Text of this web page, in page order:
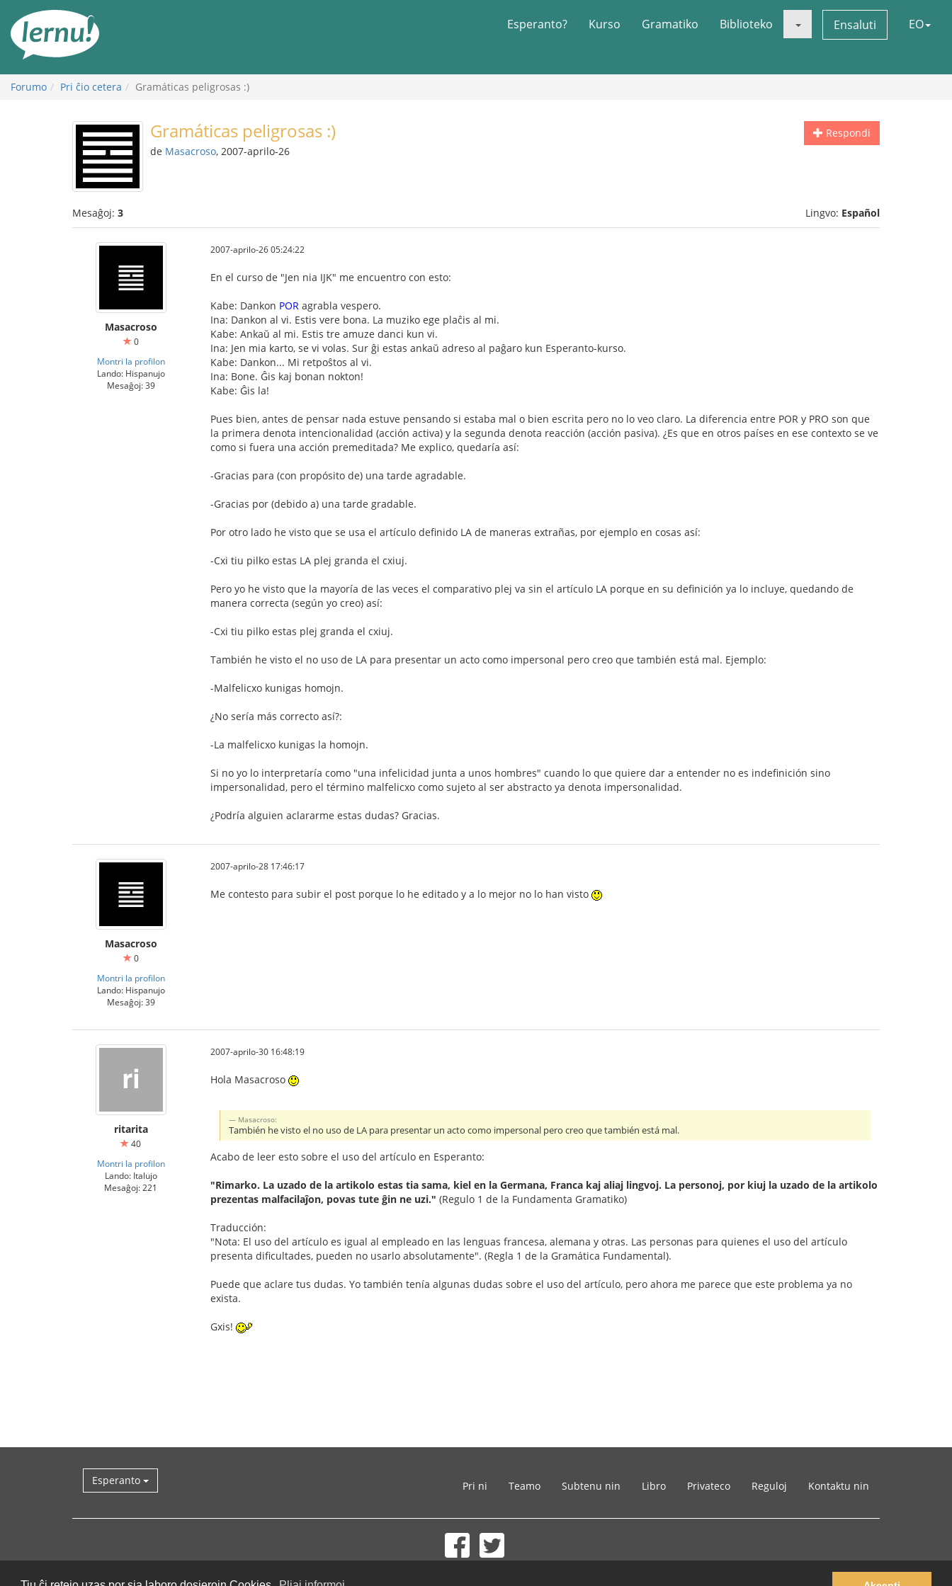
enhavo
Esperanto? Kurso Gramatiko Biblioteko Ensaluti EO
Forumo Pri ĉio cetera Gramáticas peligrosas :)
Respondi
Gramáticas peligrosas :)
de Masacroso, 2007-aprilo-26
Mesaĝoj: 3 Lingvo: Español
Masacroso
0
Montri la profilon
Lando: Hispanujo
Mesaĝoj: 39
2007-aprilo-26 05:24:22
En el curso de "Jen nia IJK" me encuentro con esto:
Kabe: Dankon POR agrabla vespero.
Ina: Dankon al vi. Estis vere bona. La muziko ege plaĉis al mi.
Kabe: Ankaŭ al mi. Estis tre amuze danci kun vi.
Ina: Jen mia karto, se vi volas. Sur ĝi estas ankaŭ adreso al paĝaro kun Esperanto-kurso.
Kabe: Dankon... Mi retpoŝtos al vi.
Ina: Bone. Ĝis kaj bonan nokton!
Kabe: Ĝis la!
Pues bien, antes de pensar nada estuve pensando si estaba mal o bien escrita pero no lo veo claro. La diferencia entre POR y PRO son que
la primera denota intencionalidad (acción activa) y la segunda denota reacción (acción pasiva). ¿Es que en otros países en ese contexto se ve
como si fuera una acción premeditada? Me explico, quedaría así:
-Gracias para (con propósito de) una tarde agradable.
-Gracias por (debido a) una tarde gradable.
Por otro lado he visto que se usa el artículo definido LA de maneras extrañas, por ejemplo en cosas así:
-Cxi tiu pilko estas LA plej granda el cxiuj.
Pero yo he visto que la mayoría de las veces el comparativo plej va sin el artículo LA porque en su definición ya lo incluye, quedando de
manera correcta (según yo creo) así:
-Cxi tiu pilko estas plej granda el cxiuj.
También he visto el no uso de LA para presentar un acto como impersonal pero creo que también está mal. Ejemplo:
-Malfelicxo kunigas homojn.
¿No sería más correcto así?:
-La malfelicxo kunigas la homojn.
Si no yo lo interpretaría como "una infelicidad junta a unos hombres" cuando lo que quiere dar a entender no es indefinición sino
impersonalidad, pero el término malfelicxo como sujeto al ser abstracto ya denota impersonalidad.
¿Podría alguien aclararme estas dudas? Gracias.
Masacroso
0
Montri la profilon
Lando: Hispanujo
Mesaĝoj: 39
2007-aprilo-28 17:46:17
Me contesto para subir el post porque lo he editado y a lo mejor no lo han visto
ritarita
40
Montri la profilon
Lando: Italujo
Mesaĝoj: 221
2007-aprilo-30 16:48:19
Hola Masacroso
Masacroso:
También he visto el no uso de LA para presentar un acto como impersonal pero creo que también está mal.
Acabo de leer esto sobre el uso del artículo en Esperanto:
"Rimarko. La uzado de la artikolo estas tia sama, kiel en la Germana, Franca kaj aliaj lingvoj. La personoj, por kiuj la uzado de la artikolo
prezentas malfacilaĵon, povas tute ĝin ne uzi." (Regulo 1 de la Fundamenta Gramatiko)
Traducción:
"Nota: El uso del artículo es igual al empleado en las lenguas francesa, alemana y otras. Las personas para quienes el uso del artículo
presenta dificultades, pueden no usarlo absolutamente". (Regla 1 de la Gramática Fundamental).
Puede que aclare tus dudas. Yo también tenía algunas dudas sobre el uso del artículo, pero ahora me parece que este problema ya no
exista.
Gxis!
Esperanto Pri ni Teamo Subtenu nin Libro Privateco Reguloj Kontaktu nin